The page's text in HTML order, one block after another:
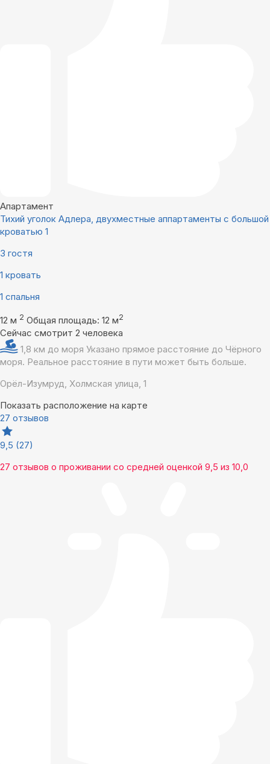
Апартамент
Тихий уголок Адлера, двухместные аппартаменты с большой
кроватью 1
3 гостя
1 кровать
1 спальня
12 м 2 Общая площадь: 12 м2
Сейчас смотрит 2 человека
1,8 км до моря Указано прямое расстояние до Чёрного
моря. Реальное расстояние в пути может быть больше.
Орёл-Изумруд, Холмская улица, 1
Показать расположение на карте
27 отзывов
9,5 (27)
27 отзывов о проживании со средней оценкой 9,5 из 10,0